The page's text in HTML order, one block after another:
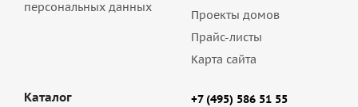
персональных данных
Проекты домов
Прайс-листы
Карта сайта
Каталог
+7 (495) 586 51 55